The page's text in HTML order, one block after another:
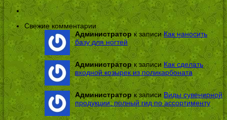
Свежие комментарии
Администратор к записиКак наносить
базу для ногтей
Администраторк записи Как сделать
входной козырек из поликарбоната
Администраторк записи Виды сувенирной
продукции: полный гид по ассортименту